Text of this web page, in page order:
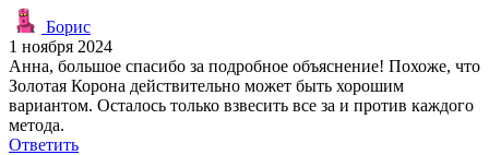
Борис
1 ноября 2024
Анна, большое спасибо за подробное объяснение! Похоже, что
Золотая Корона действительно может быть хорошим
вариантом. Осталось только взвесить все за и против каждого
метода.
Ответить